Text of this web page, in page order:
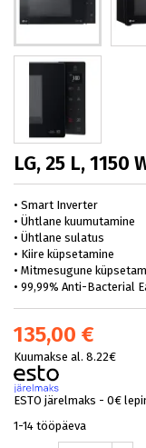
LG, 25 L,
• Smart Inverter
• Ühtlane kuumutamine
• Ühtlane sulatus
• Kiire küpsetamine
• Mitmesugune
• 99,99% Anti-Bacterial
135,00 €
Kuumakse al. 8.22€
ESTO järelmaks - 0€
1-14 tööpäeva